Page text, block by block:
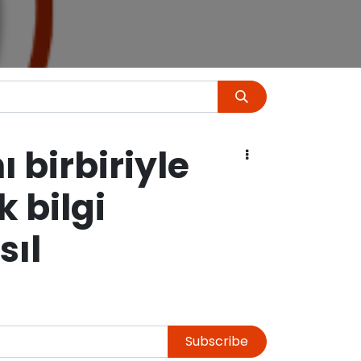
birbiriyle
bilgi
Subscribe